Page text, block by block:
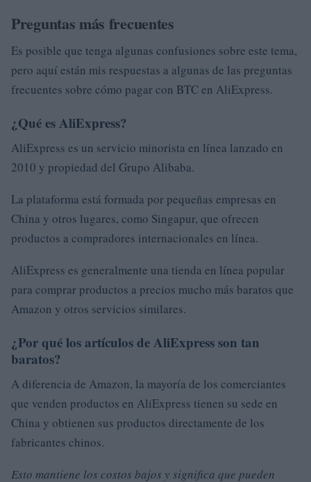
Preguntas más frecuentes
Es posible que tenga algunas confusiones sobre este tema,
pero aquí están mis respuestas a algunas de las preguntas
frecuentes sobre cómo pagar con BTC en AliExpress.
¿Qué es AliExpress?
AliExpress es un servicio minorista en línea lanzado en
2010 y propiedad del Grupo Alibaba.
La plataforma está formada por pequeñas empresas en
China y otros lugares, como Singapur, que ofrecen
productos a compradores internacionales en línea.
AliExpress es generalmente una tienda en línea popular
para comprar productos a precios mucho más baratos que
Amazon y otros servicios similares.
¿Por qué los artículos de AliExpress son tan
baratos?
A diferencia de Amazon, la mayoría de los comerciantes
que venden productos en AliExpress tienen su sede en
China y obtienen sus productos directamente de los
fabricantes chinos.
Esto mantiene los costos bajos y significa que pueden